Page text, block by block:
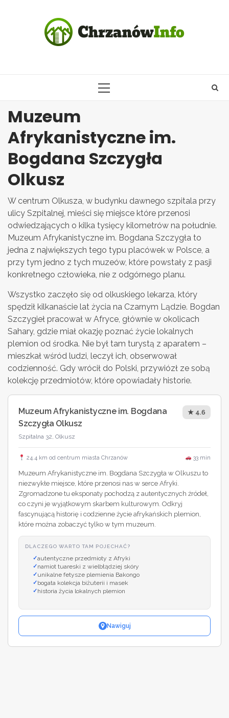
PRIMARY
Muzeum
Afrykanistyczne im.
Bogdana Szczygła
Olkusz
W centrum Olkusza, w budynku dawnego szpitala przy
ulicy Szpitalnej, mieści się miejsce które przenosi
odwiedzających o kilka tysięcy kilometrów na południe.
Muzeum Afrykanistyczne im. Bogdana Szczygła to
jedna z największych tego typu placówek w Polsce, a
przy tym jedno z tych muzeów, które powstały z pasji
konkretnego człowieka, nie z odgórnego planu.
Wszystko zaczęło się od olkuskiego lekarza, który
spędził kilkanaście lat życia na Czarnym Lądzie. Bogdan
Szczygieł pracował w Afryce, głównie w okolicach
Sahary, gdzie miał okazję poznać życie lokalnych
plemion od środka. Nie był tam turystą z aparatem –
mieszkał wśród ludzi, leczył ich, obserwował
codzienność. Gdy wrócił do Polski, przywiózł ze sobą
kolekcję przedmiotów, które opowiadały historie.
Muzeum Afrykanistyczne im. Bogdana
Szczygła Olkusz
Szpitalna 32, Olkusz
★ 4.6
24.4 km od centrum miasta Chrzanów 33 min
Muzeum Afrykanistyczne im. Bogdana Szczygła w Olkuszu to
niezwykłe miejsce, które przenosi nas w serce Afryki.
Zgromadzone tu eksponaty pochodzą z autentycznych źródeł,
co czyni je wyjątkowym skarbem kulturowym. Odkryj
fascynującą historię i codzienne życie afrykańskich plemion,
które można zobaczyć tylko w tym muzeum.
DLACZEGO WARTO TAM POJECHAĆ?
autentyczne przedmioty z Afryki
namiot tuareski z wielbłądziej skóry
unikalne fetysze plemienia Bakongo
bogata kolekcja biżuterii i masek
historia życia lokalnych plemion
Nawiguj